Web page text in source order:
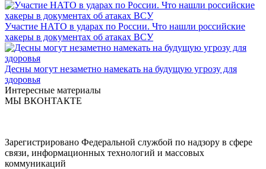
Участие НАТО в ударах по России. Что нашли российские
хакеры в документах об атаках ВСУ
Десны могут незаметно намекать на будущую угрозу для
здоровья
Интересные материалы
МЫ ВКОНТАКТЕ
Зарегистрировано Федеральной службой по надзору в сфере
связи, информационных технологий и массовых
коммуникаций